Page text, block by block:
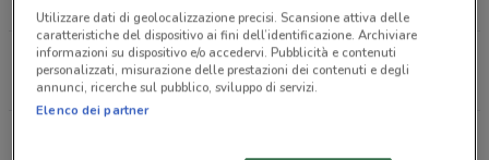
Via Macanno Rimini
3.4 km
CHIUSO
Utilizzare dati di geolocalizzazione precisi. Scansione attiva delle
caratteristiche del dispositivo ai fini dell’identificazione. Archiviare
informazioni su dispositivo e/o accedervi. Pubblicità e contenuti
personalizzati, misurazione delle prestazioni dei contenuti e degli
annunci, ricerche sul pubblico, sviluppo di servizi.
Elenco dei partner